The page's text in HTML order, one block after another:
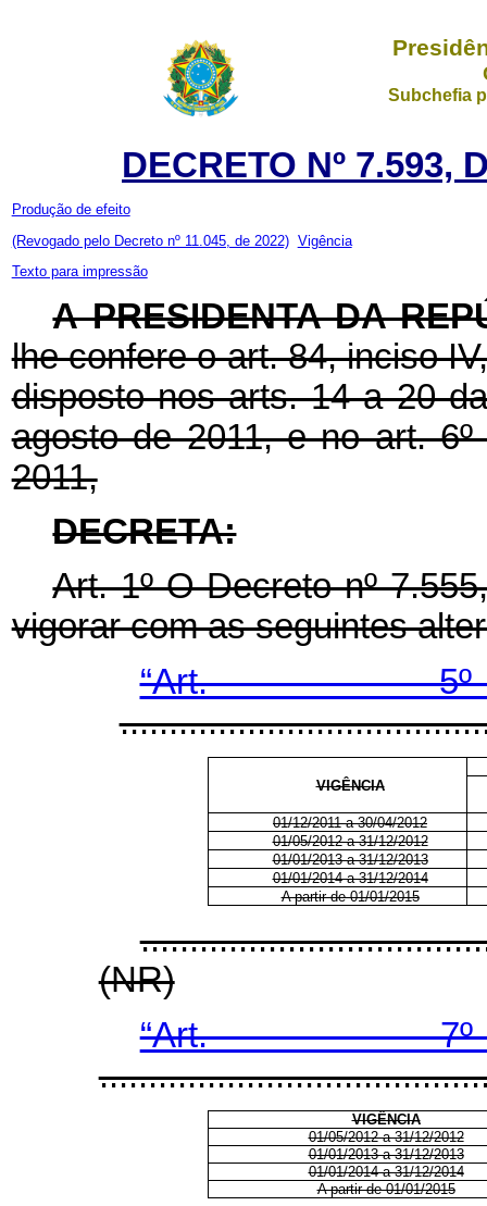
Subchefia
DECRETO Nº 7.593,
Produção de efeito
(Revogado pelo Decreto nº 11.045, de 2022) Vigência
Texto para impressão
A PRESIDENTA DA
lhe confere o art. 84, inciso
disposto nos arts. 14 a 20
agosto de 2011, e no art.
2011,
DECRETA:
Art. 1º O Decreto nº
vigorar com as seguintes
VIGÊNCIA
01/12/2011 a 30/04/2012
01/05/2012 a 31/12/2012
01/01/2013 a 31/12/2013
01/01/2014 a 31/12/2014
A partir de 01/01/2015
(NR)
VIGÊNCIA
01/05/2012 a 31/12/2012
01/01/2013 a 31/12/2013
01/01/2014 a 31/12/2014
A partir de 01/01/2015